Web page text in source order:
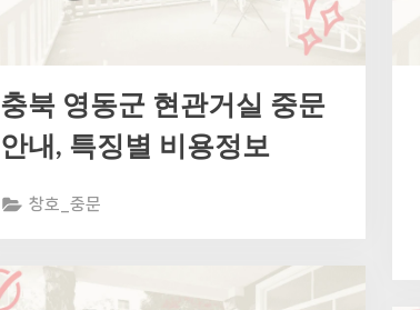
충북 영동군 현관거실 중문
안내, 특징별 비용정보
창호_중문